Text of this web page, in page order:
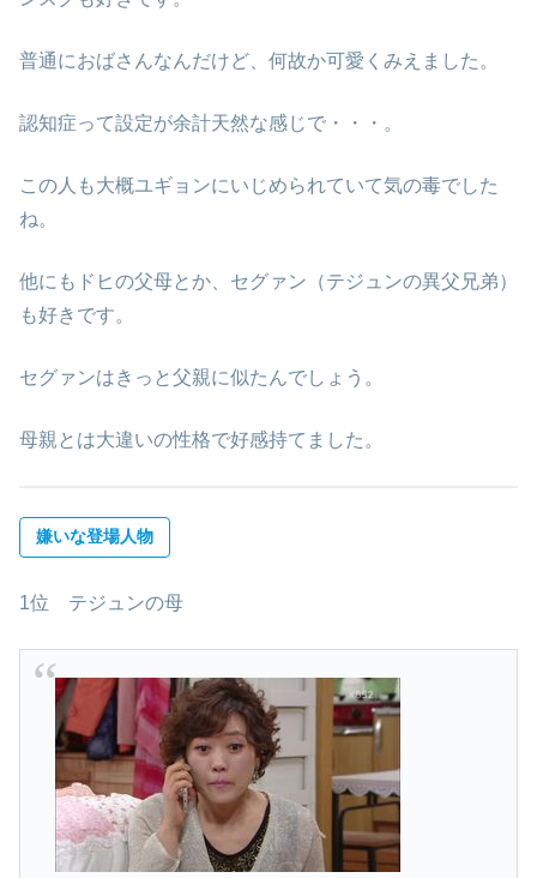
普通におばさんなんだけど、何故か可愛くみえました。
認知症って設定が余計天然な感じで・・・。
この人も大概ユギョンにいじめられていて気の毒でした
ね。
他にもドヒの父母とか、セグァン（テジュンの異父兄弟）
も好きです。
セグァンはきっと父親に似たんでしょう。
母親とは大違いの性格で好感持てました。
嫌いな登場人物
1位 テジュンの母